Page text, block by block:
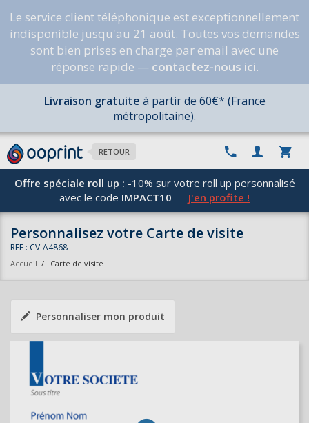
Le service client téléphonique est exceptionnellement
indisponible jusqu'au 21 août. Toutes vos demandes
sont bien prises en charge par email avec une
réponse rapide — contactez-nous ici.
Livraison gratuite à partir de 60€* (France
métropolitaine).
RETOUR
Offre spéciale roll up : -10% sur votre roll up personnalisé
avec le code IMPACT10 — J'en profite !
Personnalisez votre Carte de visite
REF : CV-A4868
Accueil / Carte de visite
Personnaliser mon produit